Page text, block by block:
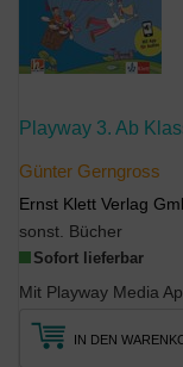
Playway 3. Ab
Günter Gerngross
Ernst Klett Verlag
sonst. Bücher
Sofort lieferbar
IN DEN